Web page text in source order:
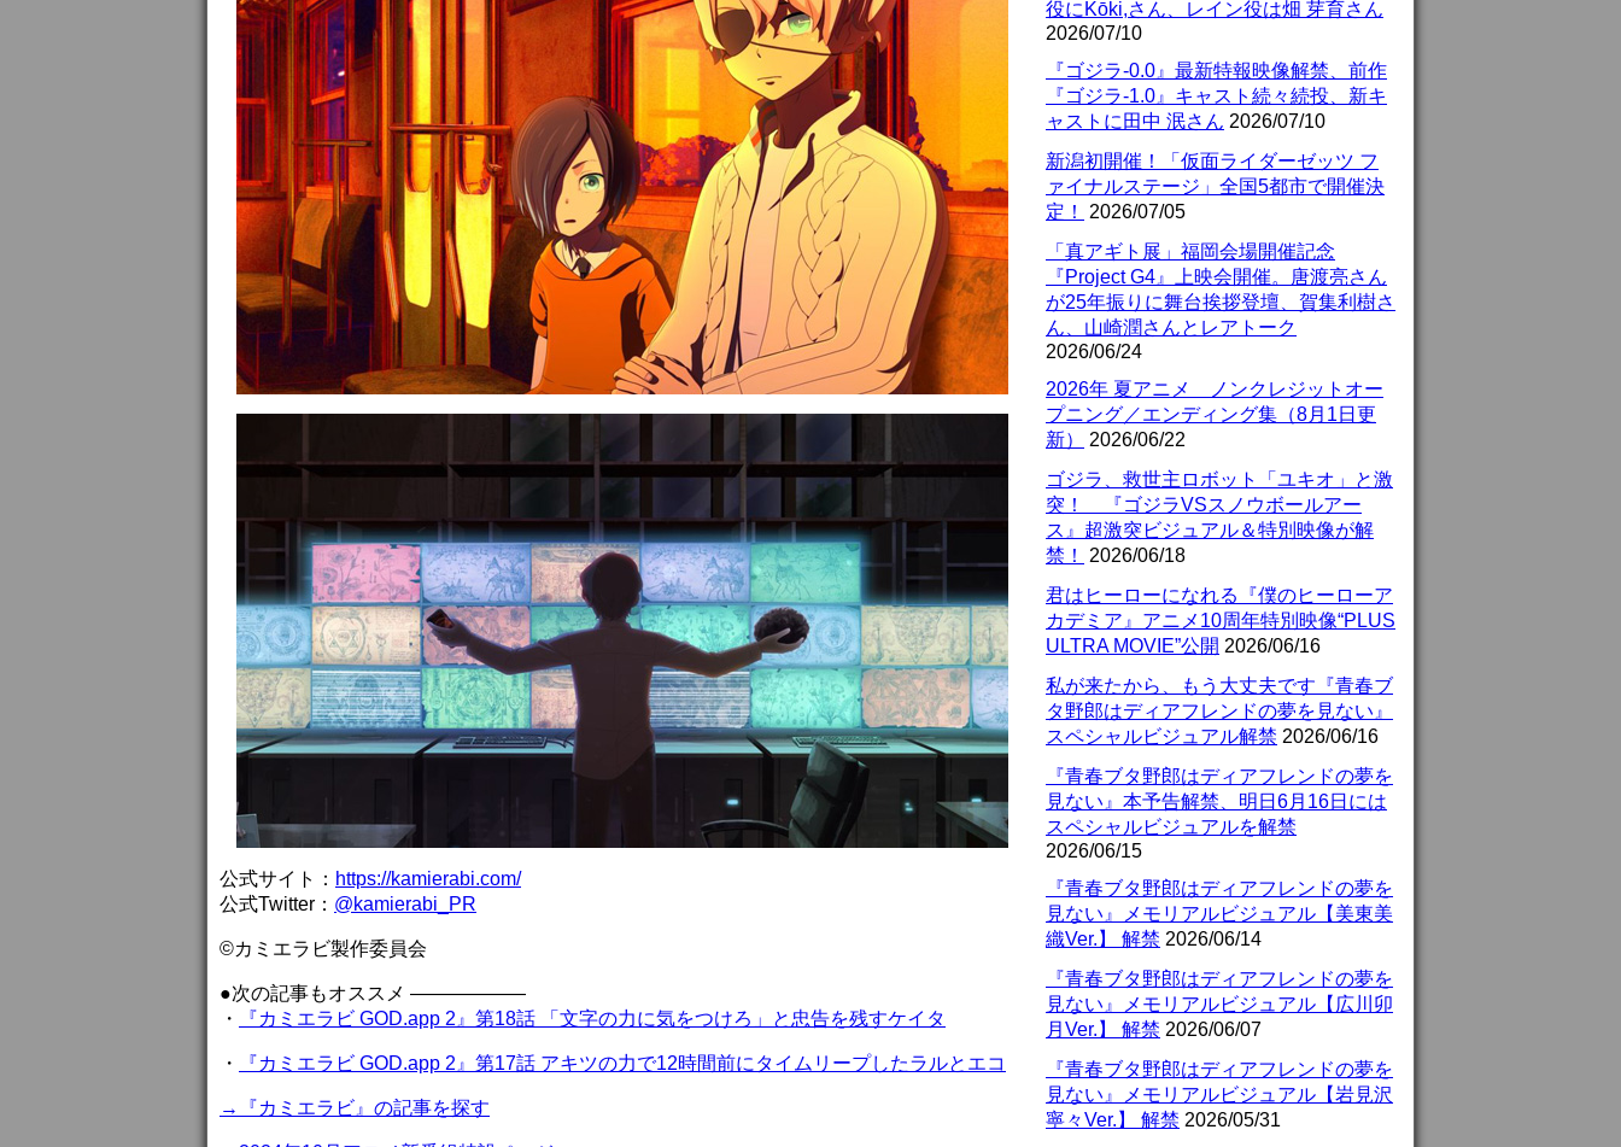
公式サイト： https://kamierabi.com/
公式Twitter： @kamierabi_PR
©カミエラビ製作委員会
●次の記事もオススメ ——————
・
『カミエラビ GOD.app 2』第18話 「文字の力に気をつけろ」と忠告を残すケイタ
・ 『カミエラビ GOD.app 2』第17話 アキツの力で12時間前にタイムリープしたラルとエコ
→『カミエラビ』の記事を探す
役にKōki,さん、レイン役は畑 芽育さん
2026/07/10
『ゴジラ-0.0』最新特報映像解禁、前作
『ゴジラ-1.0』キャスト続々続投、新キ
ャストに田中 泯さん 2026/07/10
新潟初開催！「仮面ライダーゼッツ フ
ァイナルステージ」全国5都市で開催決
定！
2026/07/05
「真アギト展」福岡会場開催記念
『Project G4』上映会開催。唐渡亮さん
が25年振りに舞台挨拶登壇、賀集利樹さ
ん、山崎潤さんとレアトーク
2026/06/24
2026年 夏アニメ ノンクレジットオー
プニング／エンディング集（8月1日更
新）
2026/06/22
ゴジラ、救世主ロボット「ユキオ」と激
突！ 『ゴジラVSスノウボールアー
ス』超激突ビジュアル＆特別映像が解
禁！
2026/06/18
君はヒーローになれる『僕のヒーローア
カデミア』アニメ10周年特別映像“PLUS
ULTRA MOVIE”公開 2026/06/16
私が来たから、もう大丈夫です『青春ブ
タ野郎はディアフレンドの夢を見ない』
スペシャルビジュアル解禁 2026/06/16
『青春ブタ野郎はディアフレンドの夢を
見ない』本予告解禁、明日6月16日には
スペシャルビジュアルを解禁
2026/06/15
『青春ブタ野郎はディアフレンドの夢を
見ない』メモリアルビジュアル【美東美
織Ver.】 解禁 2026/06/14
『青春ブタ野郎はディアフレンドの夢を
見ない』メモリアルビジュアル【広川卯
月Ver.】 解禁 2026/06/07
『青春ブタ野郎はディアフレンドの夢を
見ない』メモリアルビジュアル【岩見沢
寧々Ver.】 解禁 2026/05/31